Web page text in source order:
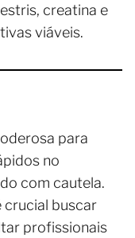
creatina e
viáveis.
para
no
com cautela.
crucial buscar
profissionais